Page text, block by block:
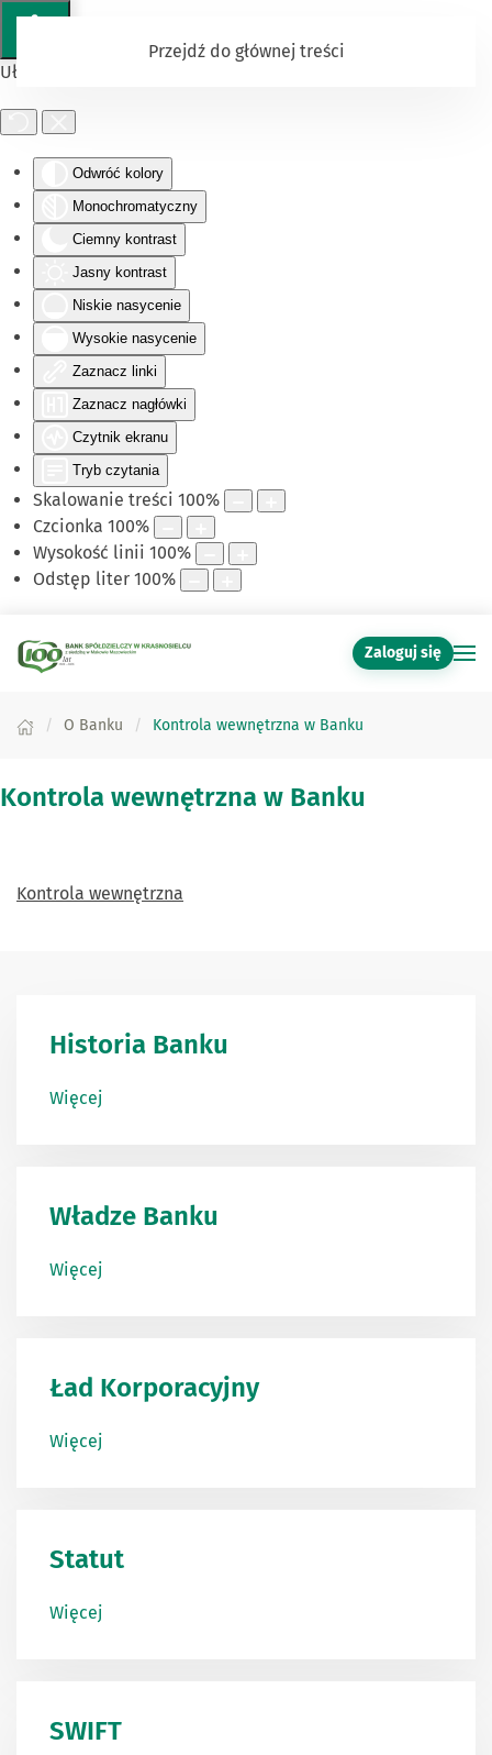
Ułatwienia dostępu
Odwróć kolory
Monochromatyczny
Ciemny kontrast
Jasny kontrast
Niskie nasycenie
Wysokie nasycenie
Zaznacz linki
Zaznacz nagłówki
Czytnik ekranu
Tryb czytania
Skalowanie treści 100%
Czcionka 100%
Wysokość linii 100%
Odstęp liter 100%
Przejdź do głównej treści
Zaloguj się
O Banku Kontrola wewnętrzna w Banku
Kontrola wewnętrzna w Banku
Kontrola wewnętrzna
Historia Banku
Więcej
Władze Banku
Więcej
Ład Korporacyjny
Więcej
Statut
Więcej
SWIFT